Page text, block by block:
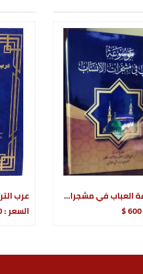
موسوعة العباب في مشجرات الأنساب (مجلدين)
السعر : 70 $